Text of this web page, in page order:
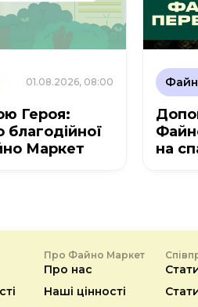
01.08.2026, 08:00
Героя:
Маркет
на
Про Файно Маркет
Про нас
Наші цінності